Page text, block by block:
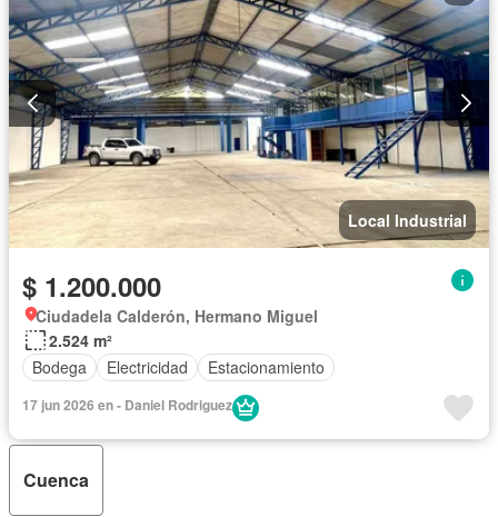
Local Industrial
$ 1.200.000
Ciudadela Calderón, Hermano Miguel
2.524 m²
Bodega
Electricidad Estacionamiento
17 jun 2026 en - Daniel Rodriguez
Cuenca